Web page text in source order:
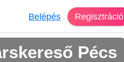
Belépés Regisztráció
Pécs